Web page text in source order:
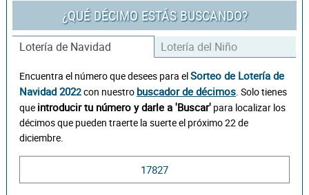
¿QUÉ DÉCIMO ESTÁS BUSCANDO?
Lotería de Navidad Lotería del Niño
Encuentra el número que desees para elSorteo de Lotería de
Navidad 2022con nuestro buscador de décimos. Solo tienes
que introducir tu número y darle a 'Buscar'para localizar los
décimos que pueden traerte la suerte el próximo 22 de
diciembre.